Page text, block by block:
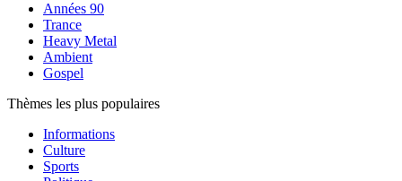
Années 90
Trance
Heavy Metal
Ambient
Gospel
Thèmes les plus populaires
Informations
Culture
Sports